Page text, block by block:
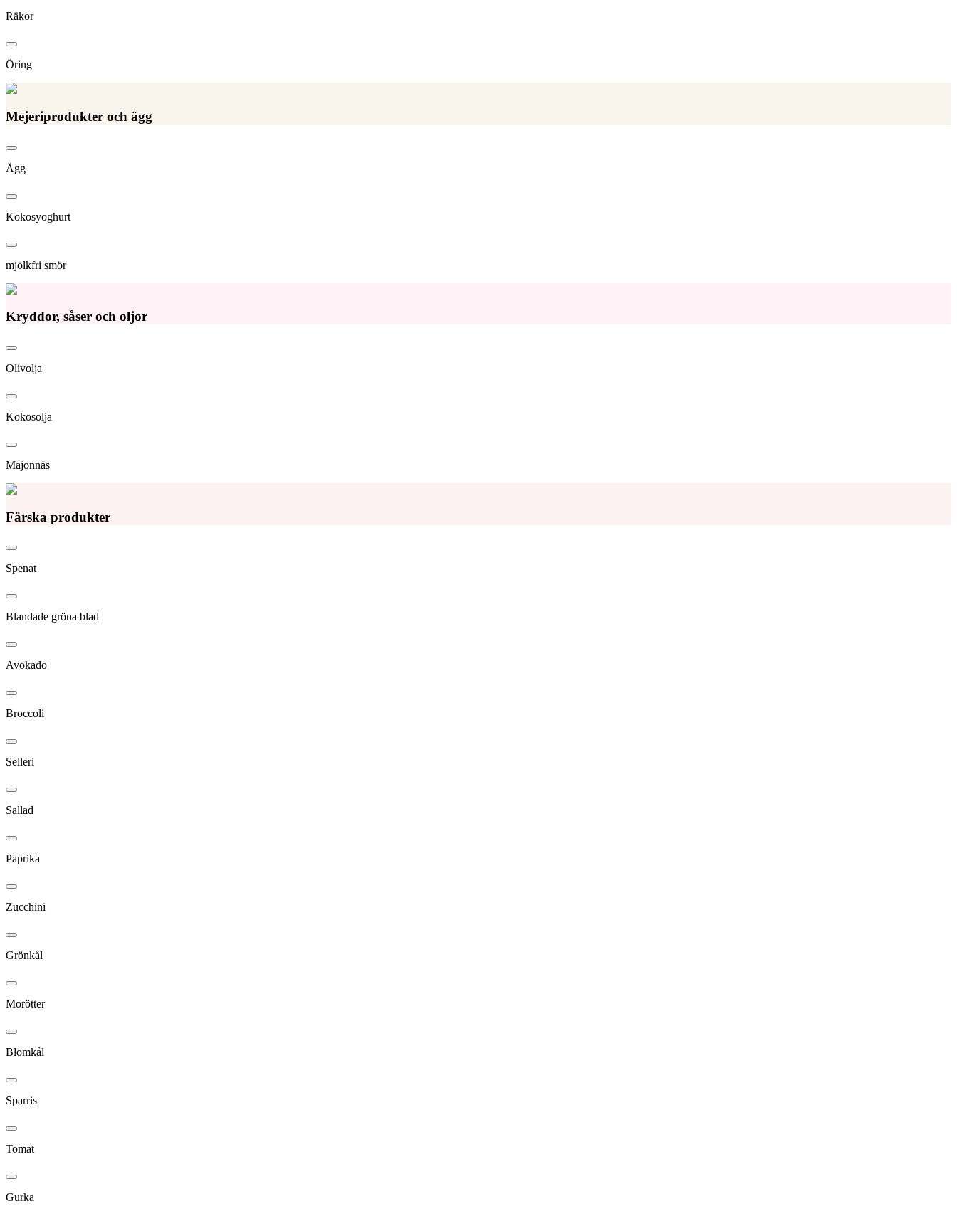
Räkor
Öring
Mejeriprodukter och ägg
Ägg
Kokosyoghurt
mjölkfri smör
Kryddor, såser och oljor
Olivolja
Kokosolja
Majonnäs
Färska produkter
Spenat
Blandade gröna blad
Avokado
Broccoli
Selleri
Sallad
Paprika
Zucchini
Grönkål
Morötter
Blomkål
Sparris
Tomat
Gurka